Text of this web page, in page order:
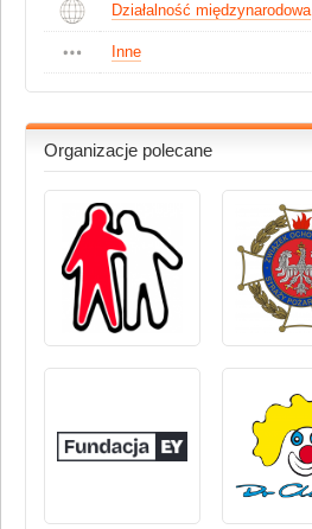
Działalność międzynarodowa
Inne
Organizacje polecane